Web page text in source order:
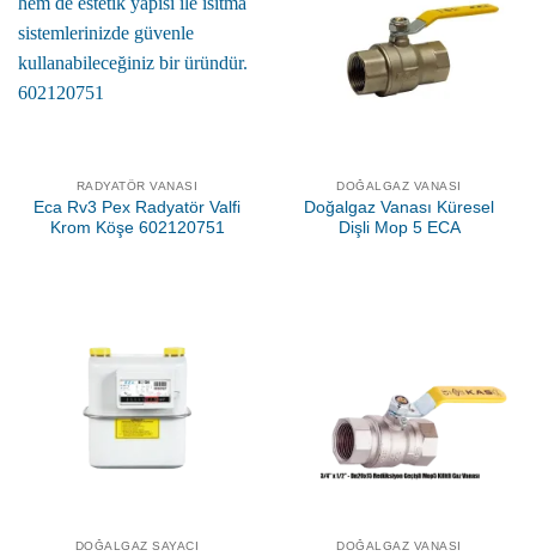
RADYATÖR VANASI
Eca Rv3 Pex Radyatör Valfi
Krom Köşe 602120751
DOĞALGAZ VANASI
Doğalgaz Vanası Küresel
Dişli Mop 5 ECA
DOĞALGAZ SAYACI DOĞALGAZ VANASI